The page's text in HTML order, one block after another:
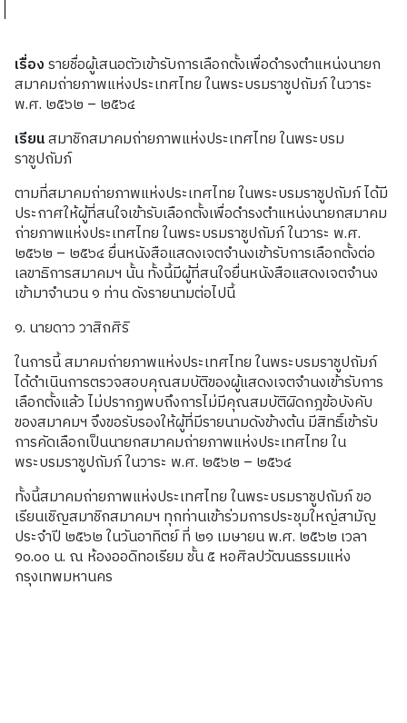
เรื่องรายชื่อผู้เสนอตัวเข้ารับการเลือกตั้งเพื่อดำรงตำแหน่งนายก
สมาคมถ่ายภาพแห่งประเทศไทย ในพระบรมราชูปถัมภ์ ในวาระ
พ.ศ. ๒๕๖๒ – ๒๕๖๔
เรียนสมาชิกสมาคมถ่ายภาพแห่งประเทศไทย ในพระบรม
ราชูปถัมภ์
ตามที่สมาคมถ่ายภาพแห่งประเทศไทย ในพระบรมราชูปถัมภ์ ได้มี
ประกาศให้ผู้ที่สนใจเข้ารับเลือกตั้งเพื่อดำรงตำแหน่งนายกสมาคม
ถ่ายภาพแห่งประเทศไทย ในพระบรมราชูปถัมภ์ ในวาระ พ.ศ.
๒๕๖๒ – ๒๕๖๔ ยื่นหนังสือแสดงเจตจำนงเข้ารับการเลือกตั้งต่อ
เลขาธิการสมาคมฯ นั้น ทั้งนี้มีผู้ที่สนใจยื่นหนังสือแสดงเจตจำนง
เข้ามาจำนวน ๑ ท่าน ดังรายนามต่อไปนี้
๑. นายดาว วาสิกศิริ
ในการนี้ สมาคมถ่ายภาพแห่งประเทศไทย ในพระบรมราชูปถัมภ์
ได้ดำเนินการตรวจสอบคุณสมบัติของผู้แสดงเจตจำนงเข้ารับการ
เลือกตั้งแล้ว ไม่ปรากฏพบถึงการไม่มีคุณสมบัติผิดกฎข้อบังคับ
ของสมาคมฯ จึงขอรับรองให้ผู้ที่มีรายนามดังข้างต้น มีสิทธิ์เข้ารับ
การคัดเลือกเป็นนายกสมาคมถ่ายภาพแห่งประเทศไทย ใน
พระบรมราชูปถัมภ์ ในวาระ พ.ศ. ๒๕๖๒ – ๒๕๖๔
ทั้งนี้สมาคมถ่ายภาพแห่งประเทศไทย ในพระบรมราชูปถัมภ์ ขอ
เรียนเชิญสมาชิกสมาคมฯ ทุกท่านเข้าร่วมการประชุมใหญ่สามัญ
ประจำปี ๒๕๖๒ ในวันอาทิตย์ ที่ ๒๑ เมษายน พ.ศ. ๒๕๖๒ เวลา
๑๐.๐๐ น. ณ ห้องออดิทอเรียม ชั้น ๕ หอศิลปวัฒนธรรมแห่ง
กรุงเทพมหานคร